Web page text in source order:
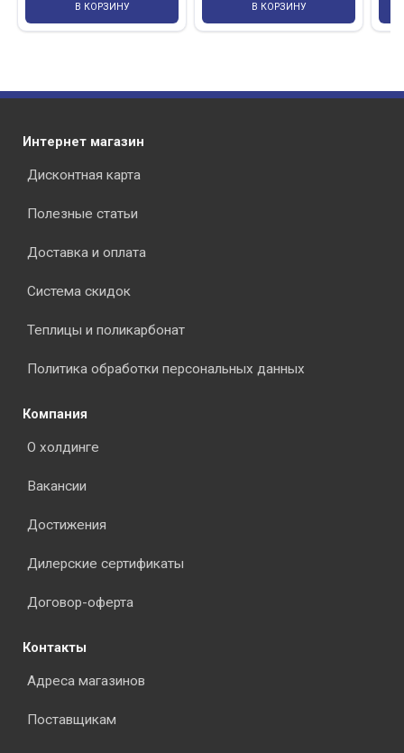
В КОРЗИНУ В КОРЗИНУ
Интернет магазин
Дисконтная карта
Полезные статьи
Доставка и оплата
Система скидок
Теплицы и поликарбонат
Политика обработки персональных данных
Компания
О холдинге
Вакансии
Достижения
Дилерские сертификаты
Договор-оферта
Контакты
Адреса магазинов
Поставщикам